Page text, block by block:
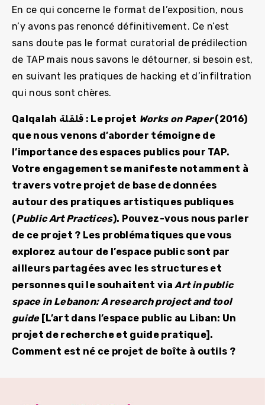
En ce qui concerne le format de l’exposition, nous
n’y avons pas renoncé définitivement. Ce n’est
sans doute pas le format curatorial de prédilection
de TAP mais nous savons le détourner, si besoin est,
en suivant les pratiques de hacking et d’infiltration
qui nous sont chères.
Qalqalah قلقلة : Le projet Works on Paper(2016)
que nous venons d’aborder témoigne de
l’importance des espaces publics pour TAP.
Votre engagement se manifeste notamment à
travers votre projet de base de données
autour des pratiques artistiques publiques
(Public Art Practices). Pouvez-vous nous parler
de ce projet ? Les problématiques que vous
explorez autour de l’espace public sont par
ailleurs partagées avec les structures et
personnes qui le souhaitent viaArt in public
space in Lebanon: A research project and tool
guide[L’art dans l’espace public au Liban: Un
projet de recherche et guide pratique].
Comment est né ce projet de boîte à outils ?